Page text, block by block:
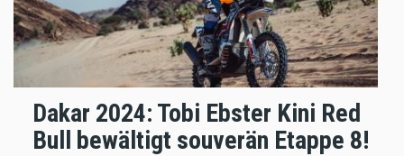
Dakar 2024: Tobi Ebster Kini Red
Bull bewältigt souverän Etappe 8!